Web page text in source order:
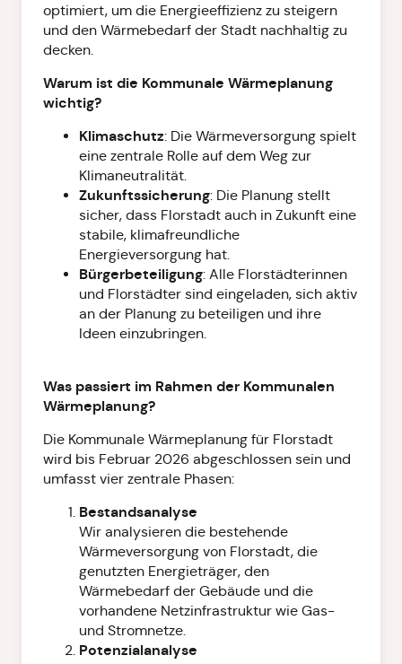
optimiert, um die Energieeffizienz zu steigern
und den Wärmebedarf der Stadt nachhaltig zu
decken.
Warum ist die Kommunale Wärmeplanung
wichtig?
Klimaschutz: Die Wärmeversorgung spielt
eine zentrale Rolle auf dem Weg zur
Klimaneutralität.
Zukunftssicherung: Die Planung stellt
sicher, dass Florstadt auch in Zukunft eine
stabile, klimafreundliche
Energieversorgung hat.
Bürgerbeteiligung: Alle Florstädterinnen
und Florstädter sind eingeladen, sich aktiv
an der Planung zu beteiligen und ihre
Ideen einzubringen.
Was passiert im Rahmen der Kommunalen
Wärmeplanung?
Die Kommunale Wärmeplanung für Florstadt
wird bis Februar 2026 abgeschlossen sein und
umfasst vier zentrale Phasen:
Bestandsanalyse
Wir analysieren die bestehende
Wärmeversorgung von Florstadt, die
genutzten Energieträger, den
Wärmebedarf der Gebäude und die
vorhandene Netzinfrastruktur wie Gas-
und Stromnetze.
Potenzialanalyse